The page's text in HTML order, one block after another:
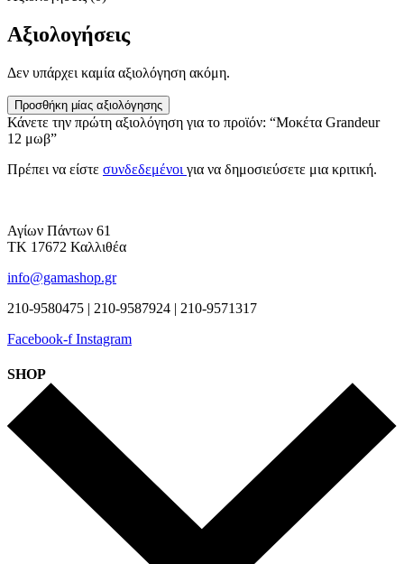
Αξιολογήσεις
Δεν υπάρχει καμία αξιολόγηση ακόμη.
Προσθήκη μίας αξιολόγησης
Κάνετε την πρώτη αξιολόγηση για το προϊόν: “Μοκέτα Grandeur
12 μωβ”
Πρέπει να είστε συνδεδεμένοι για να δημοσιεύσετε μια κριτική.
Αγίων Πάντων 61
ΤΚ 17672 Καλλιθέα
info@gamashop.gr
210-9580475 | 210-9587924 | 210-9571317
Facebook-f Instagram
SHOP